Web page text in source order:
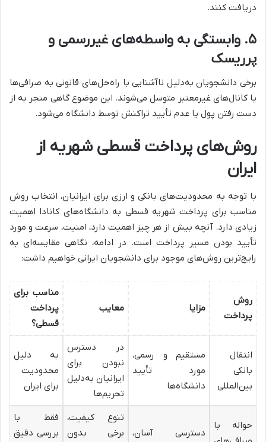
دریافت کنند.
۵. وابستگی به واسطه‌های غیررسمی و
پرریسک
برخی دانشجویان به‌دلیل ناآشنایی با راه‌حل‌های قانونی به صرافی‌ها
یا کانال‌های غیرمعتبر متوسل می‌شوند. این موضوع گاهی منجر به از
دست رفتن پول یا عدم تأیید تراکنش توسط دانشگاه می‌شود.
روش‌های پرداخت قسطی شهریه از
ایران
با توجه به محدودیت‌های بانکی و ارزی برای ایرانیان، انتخاب روش
مناسب برای پرداخت شهریه قسطی به دانشگاه‌های کانادا اهمیت
زیادی دارد. آنچه بیش از هر چیز اهمیت دارد، امنیت، سرعت و مورد
تأیید بودن مسیر پرداخت است. در ادامه، نگاهی مقایسه‌ای به
رایج‌ترین روش‌های موجود برای دانشجویان ایرانی خواهیم داشت:
روش
پرداخت
مزایا معایب
مناسب برای
پرداخت
قسطی؟
انتقال
بانکی
بین‌المللی
مستقیم و رسمی،
مورد تأیید
دانشگاه‌ها
در دسترس
نبودن برای
ایرانیان به‌دلیل
تحریم‌ها
به دلیل
محدودیت
برای ایران
حواله با
دسترسی آسان،
تنوع کیفیت،
برخی بدون
فقط با
بررسی دقیق